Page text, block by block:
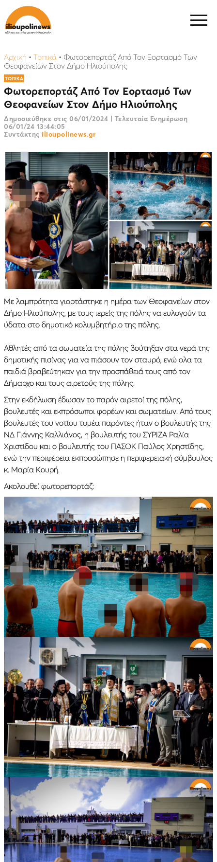
Αρχική • Τοπικά • Φωτορεπορτάζ Από Τον Εορτασμό Των
Θεοφανείων Στον Δήμο Ηλιούπολης
ΤΟΠΙΚΑ
Φωτορεπορτάζ Από Τον Εορτασμό Των
Θεοφανείων Στον Δήμο Ηλιούπολης
Δημοσιεύθηκε στις 06/01/2024 | Τελευταία Ενημέρωση
06/01/24 13:44:05
Συντάκτης ilioupolinews.gr
Με λαμπρότητα γιορτάστηκε η ημέρα των Θεοφανείων στον
Δήμο Ηλιούπολης, με τους ιερείς της πόλης να ευλογούν τα
ύδατα στο δημοτικό κολυμβητήριο της πόλης.
Αθλητές από τα σωματεία της πόλης βούτηξαν στα νερά της
δημοτικής πισίνας για να πιάσουν τον σταυρό, ενώ ολα τα
παιδιά βραβεύτηκαν για την προσπάθειά τους από τον
Δήμαρχο και τους αιρετούς της πόλης.
Στην εκδήλωση έδωσαν το παρόν αιρετοί της πόλης,
βουλευτές και εκπρόσωποι φορέων και σωματείων. Από τους
βουλευτές του νοτίου τομέα παρόντες ήταν ο βουλευτής της
ΝΔ Γιάννης Καλλιάνος, η βουλευτής του ΣΥΡΙΖΑ Ραλία
Χριστίδου και ο βουλευτής του ΠΑΣΟΚ Παύλος Χρηστίδης,
ενώ την περιφέρεια εκπροσώπησε η περιφερειακή σύμβουλος
κ. Μαρία Κουρή.
Ακολουθεί φωτορεπορτάζ: